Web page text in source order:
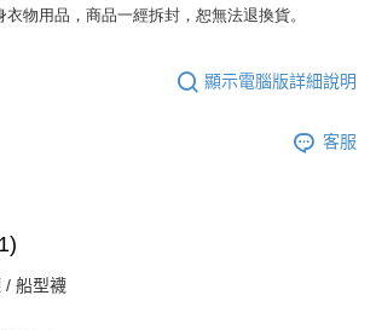
物用品，商品一經拆封，恕無法退換貨。
顯示電腦版詳細說明
客服
/ 船型襪